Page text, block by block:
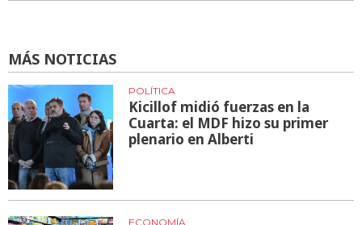
MÁS NOTICIAS
POLÍTICA
Kicillof midió fuerzas en la
Cuarta: el MDF hizo su primer
plenario en Alberti
ECONOMÍA